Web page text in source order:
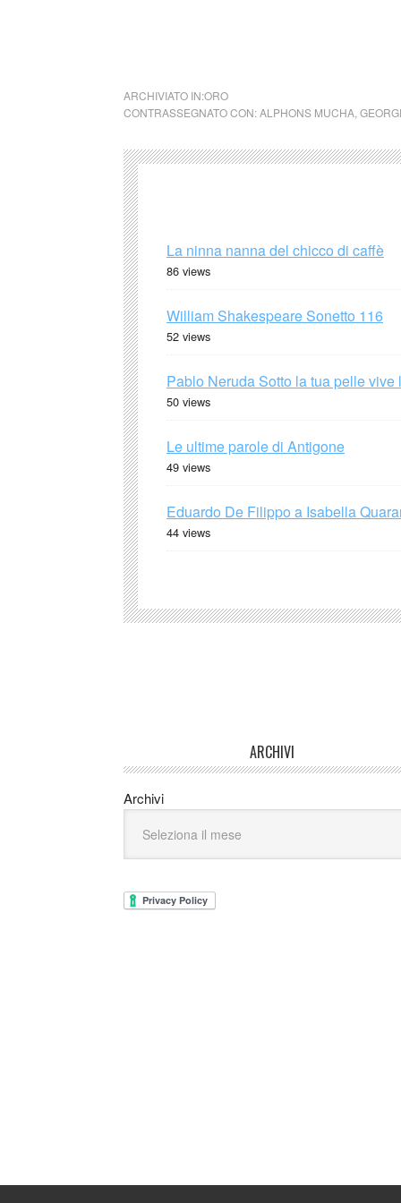
ARCHIVIATO IN:ORO
CONTRASSEGNATO CON:ALPHONS MUCHA
La ninna nanna del chicco di caffè
86 views
William Shakespeare Sonetto 116
52 views
Pablo Neruda Sotto la tua pelle vive
50 views
Le ultime parole di Antigone
49 views
Eduardo De Filippo a Isabella
44 views
ARCHIVI
Archivi